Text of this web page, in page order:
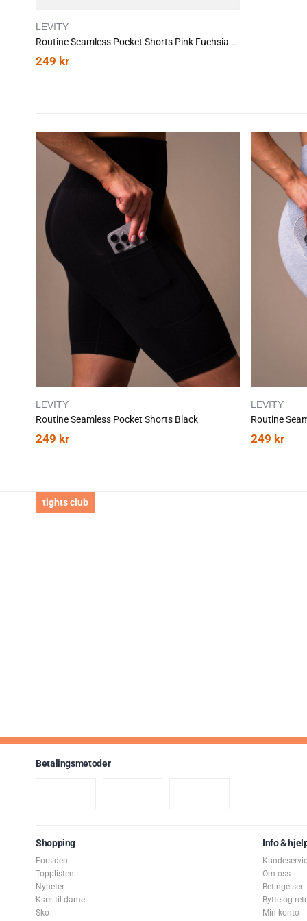
LEVITY
Routine Seamless Pocket Shorts Pink Fuchsia Marl
249 kr
LEVITY
Routine Seamless Pocket Shorts Black
249 kr
LEVITY
249 kr
tights club
Betalingsmetoder
Shopping
Forsiden
Topplisten
Nyheter
Klær til dame
Sko
Info &
Om oss
Betingelser
Bytte og
Min konto